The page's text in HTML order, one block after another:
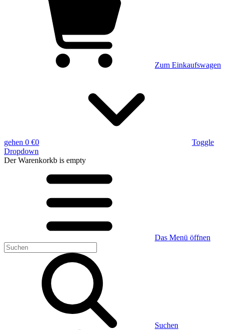
Zum Einkaufswagen
gehen 0 €0
Toggle
Dropdown
Der Warenkorkb is empty
Das Menü öffnen
Suchen